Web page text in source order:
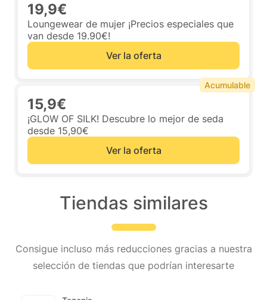
19,9€
Loungewear de mujer ¡Precios especiales que
van desde 19.90€!
Ver la oferta
15,9€
¡GLOW OF SILK! Descubre lo mejor de seda
desde 15,90€
Ver la oferta
Acumulable
Tiendas similares
Consigue incluso más reducciones gracias a nuestra
selección de tiendas que podrían interesarte